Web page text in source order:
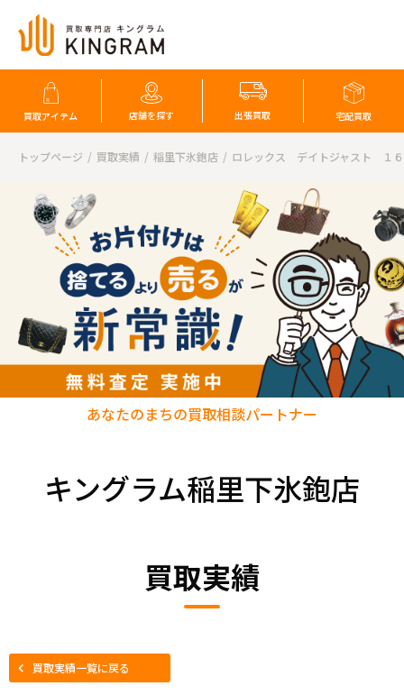
買取アイテム 店舗を探す 出張買取 宅配買取
トップページ 買取実績 稲里下氷鉋店 ロレックス デイトジャスト １
キングラム稲里下氷鉋店
あなたのまちの買取相談パートナー
買取実績
買取実績一覧に戻る